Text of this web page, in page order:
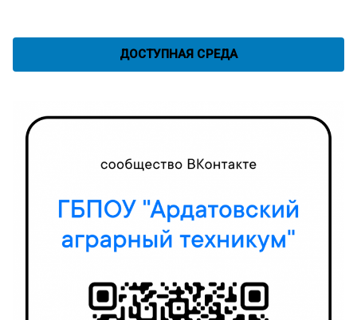
ДОСТУПНАЯ СРЕДА